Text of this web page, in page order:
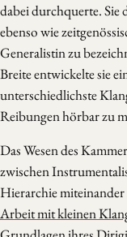
dabei durchquerte. Sie
ebenso wie
Generalistin zu
Breite entwickelte sie
unterschiedlichste
Reibungen hörbar zu
Das Wesen des
zwischen
Hierarchie
Arbeit mit kleinen